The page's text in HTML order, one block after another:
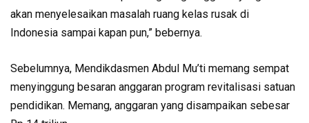
akan menyelesaikan masalah ruang kelas rusak di
Indonesia sampai kapan pun,” bebernya.
Sebelumnya, Mendikdasmen Abdul Mu’ti memang sempat
menyinggung besaran anggaran program revitalisasi satuan
pendidikan. Memang, anggaran yang disampaikan sebesar